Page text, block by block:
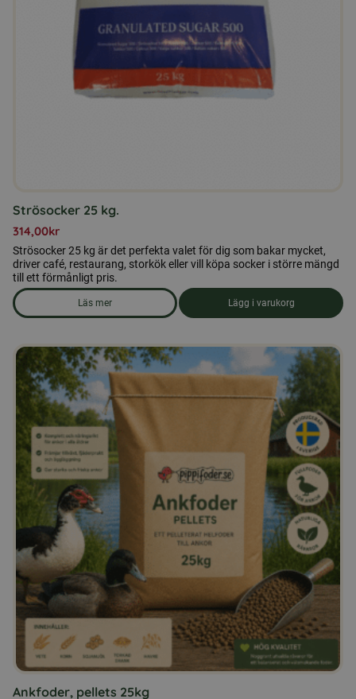
Strösocker 25 kg.
314,00kr
Strösocker 25 kg är det perfekta valet för dig som bakar mycket,
driver café, restaurang, storkök eller vill köpa socker i större mängd
till ett förmånligt pris.
Läs mer
om produkten Strösocker 25 kg.
Lägg i varukorg
Ankfoder, pellets 25kg